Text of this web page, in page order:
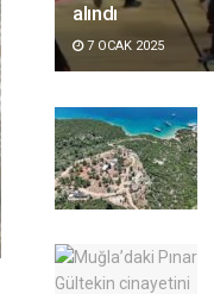
alındı
7 OCAK 2025